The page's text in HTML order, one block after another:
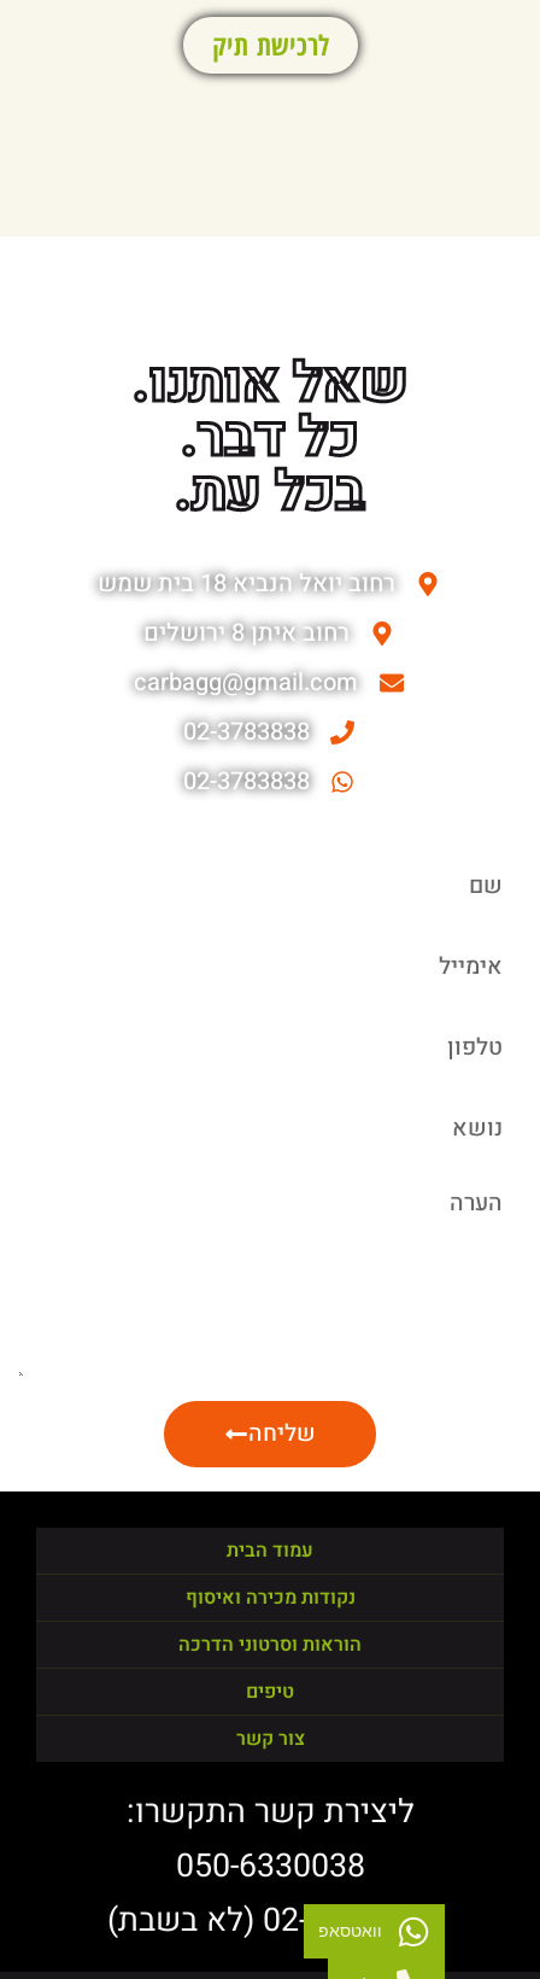
לרכישת תיק
שאל אותנו.
כל דבר.
בכל עת.
רחוב יואל הנביא 18 בית שמש
רחוב איתן 8 ירושלים
carbagg@gmail.com
02-3783838
02-3783838
שליחה
עמוד הבית
נקודות מכירה ואיסוף
הוראות וסרטוני הדרכה
טיפים
צור קשר
ליצירת קשר התקשרו:
050-6330038
02-3783838 (לא בשבת)
וואטסאפ